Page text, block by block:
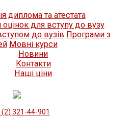
диплома та атестата
оцінок для вступу до вузу
до вузів Програми з
Мовні курси
Новини
Контакти
Нашi цiни
(2) 321-44-901